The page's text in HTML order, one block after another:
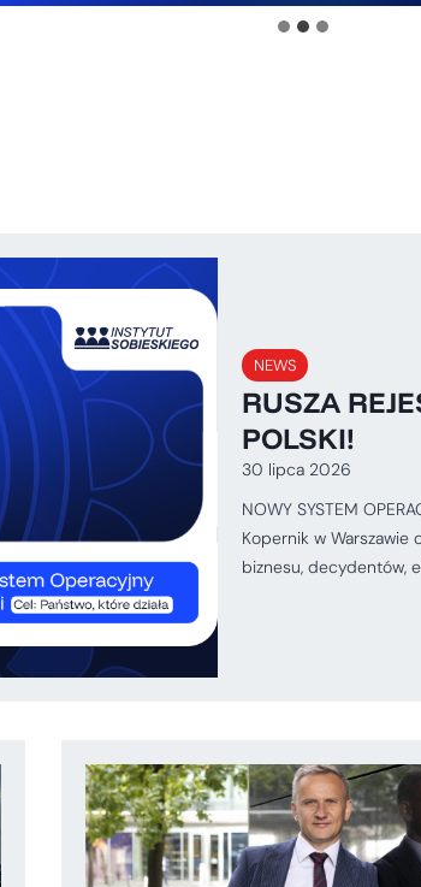
NEWS
RUSZA
POLSKI!
30 lipca 2026
NOWY SYSTEM
Kopernik w
biznesu, decydentów,